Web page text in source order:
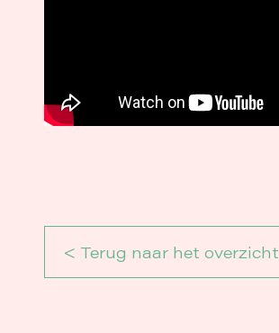
< Terug naar het overzicht